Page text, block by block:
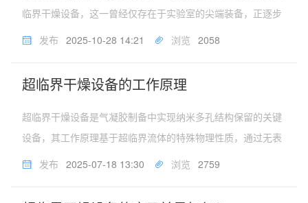
临界干燥设备，这一曾经仅存在于实验室的尖端装备，正逐步
走向产业化前沿，成为解锁下一代高性能材料特别是气凝胶、
科学家与工程师数十年的难...
发布 2025-10-28 14:21 浏览 2058
超临界干燥设备的工作原理
超临界干燥设备是气凝胶制备中实现纳米多孔结构保留的关键
设备，其工作原理基于超临界流体的特殊物理性质，通过无表
面张力的方式去除凝胶中的溶剂，核心过程可简单概括为以下
在温度和压力超过临界值时...
发布 2025-07-18 13:30 浏览 2759